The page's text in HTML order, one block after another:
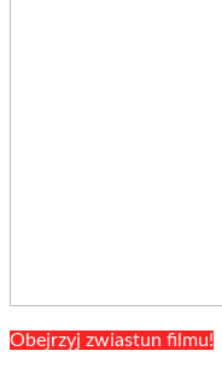
Obejrzyj zwiastun filmu!